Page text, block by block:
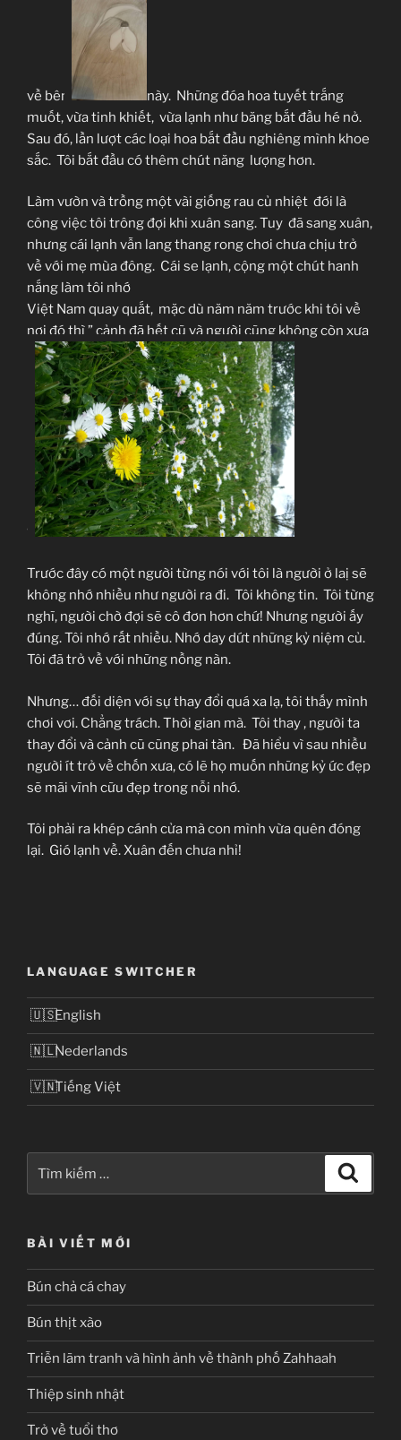
về bên
này. Những đóa hoa tuyết trắng
muốt, vừa tinh khiết, vừa lạnh như băng bắt đầu hé nở.
Sau đó, lần lượt các loại hoa bắt đầu nghiêng mình khoe
sắc. Tôi bắt đầu có thêm chút năng lượng hơn.
Làm vườn và trồng một vài giống rau củ nhiệt đới là
công việc tôi trông đợi khi xuân sang. Tuy đã sang xuân,
nhưng cái lạnh vẫn lang thang rong chơi chưa chịu trở
về với mẹ mùa đông. Cái se lạnh, cộng một chút hanh
nắng làm tôi nhớ
Việt Nam quay quắt, mặc dù năm năm trước khi tôi về
nơi đó thì ” cảnh đã hết cũ và người cũng không còn xưa
“.
Trước đây có một người từng nói với tôi là người ở laị sẽ
không nhớ nhiều như người ra đi. Tôi không tin. Tôi từng
nghĩ, người chờ đợi sẽ cô đơn hơn chứ! Nhưng người ấy
đúng. Tôi nhớ rất nhiều. Nhớ day dứt những kỷ niệm củ.
Tôi đã trở về với những nồng nàn.
Nhưng… đối diện với sự thay đổi quá xa lạ, tôi thấy mình
chơi vơi. Chẳng trách. Thời gian mà. Tôi thay , người ta
thay đổi và cảnh cũ cũng phai tàn. Đã hiểu vì sau nhiều
người ít trở về chốn xưa, có lẽ họ muốn những kỷ ức đẹp
sẽ mãi vĩnh cữu đẹp trong nỗi nhớ.
Tôi phải ra khép cánh cửa mà con mình vừa quên đóng
lại. Gió lạnh về. Xuân đến chưa nhỉ!
LANGUAGE SWITCHER
English
Nederlands
Tiếng Việt
BÀI VIẾT MỚI
Bún chả cá chay
Bún thịt xào
Triễn lãm tranh và hình ảnh về thành phố Zahhaah
Thiệp sinh nhật
Trở về tuổi thơ